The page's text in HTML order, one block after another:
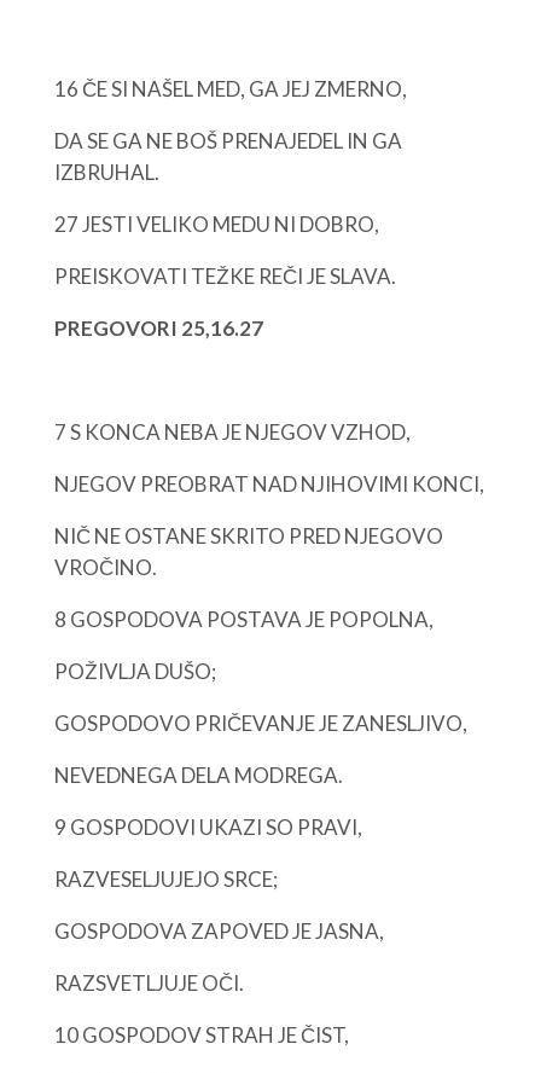
16 ČE SI NAŠEL MED, GA JEJ ZMERNO,
DA SE GA NE BOŠ PRENAJEDEL IN GA
IZBRUHAL.
27 JESTI VELIKO MEDU NI DOBRO,
PREISKOVATI TEŽKE REČI JE SLAVA.
PREGOVORI 25,16.27
7 S KONCA NEBA JE NJEGOV VZHOD,
NJEGOV PREOBRAT NAD NJIHOVIMI KONCI,
NIČ NE OSTANE SKRITO PRED NJEGOVO
VROČINO.
8 GOSPODOVA POSTAVA JE POPOLNA,
POŽIVLJA DUŠO;
GOSPODOVO PRIČEVANJE JE ZANESLJIVO,
NEVEDNEGA DELA MODREGA.
9 GOSPODOVI UKAZI SO PRAVI,
RAZVESELJUJEJO SRCE;
GOSPODOVA ZAPOVED JE JASNA,
RAZSVETLJUJE OČI.
10 GOSPODOV STRAH JE ČIST,